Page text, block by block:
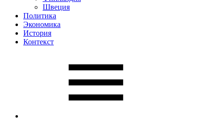
Швеция
Политика
Экономика
История
Контекст